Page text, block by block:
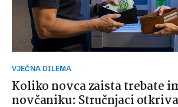
VJEČNA DILEMA
Koliko novca zaista trebate
novčaniku: Stručnjaci